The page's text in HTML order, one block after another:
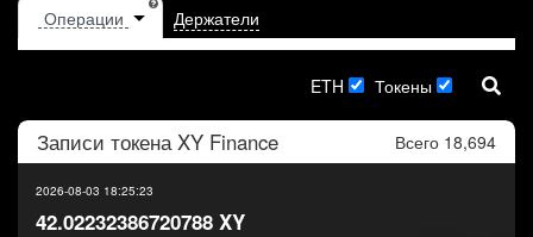
Держатели
ETH Токены
Записи токена XY Finance Всего 18,694
2026-08-03 18:25:23
42.02232386720788 XY